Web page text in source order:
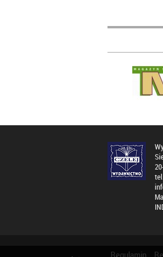
Regulamin